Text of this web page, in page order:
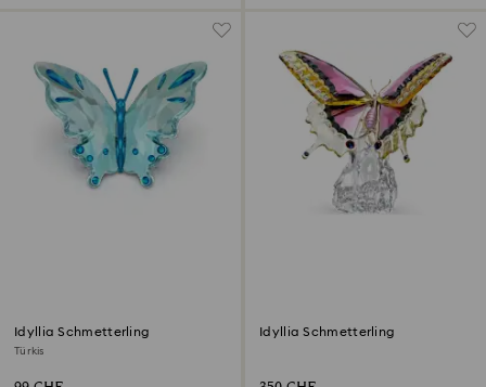
Idyllia Schmetterling
Türkis
Idyllia Schmetterling